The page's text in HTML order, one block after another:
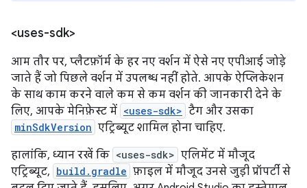
<uses-sdk>
आम तौर पर, प्लैटफ़ॉर्म के हर नए वर्शन में ऐसे नए एपीआई जोड़े
जाते हैं जो पिछले वर्शन में उपलब्ध नहीं होते. आपके ऐप्लिकेशन
के साथ काम करने वाले कम से कम वर्शन की जानकारी देने के
लिए, आपके मेनिफ़ेस्ट में <uses-sdk> टैग और उसका
minSdkVersion एट्रिब्यूट शामिल होना चाहिए.
हालांकि, ध्यान रखें कि <uses-sdk> एलिमेंट में मौजूद
एट्रिब्यूट, build.gradle फ़ाइल में मौजूद उनसे जुड़ी प्रॉपर्टी से